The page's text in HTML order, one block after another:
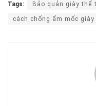
Tags: Bảo quản giày thể
cách chống ẩm mốc giày